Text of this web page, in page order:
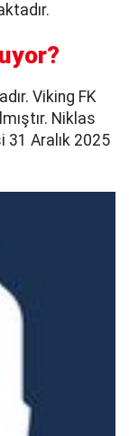
Viking FK
Niklas
31 Aralık 2025